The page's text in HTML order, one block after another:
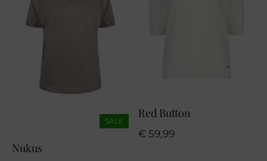
SALE
Nukus
Red Button
€ 59,99